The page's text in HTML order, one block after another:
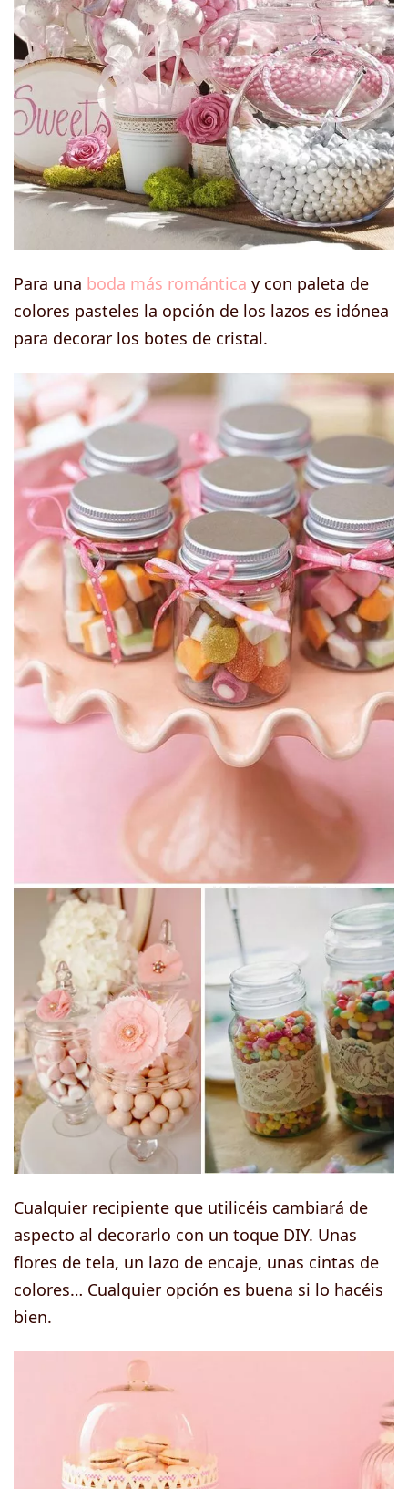
Para una boda más romántica y con paleta de
colores pasteles la opción de los lazos es idónea
para decorar los botes de cristal.
Cualquier recipiente que utilicéis cambiará de
aspecto al decorarlo con un toque DIY. Unas
flores de tela, un lazo de encaje, unas cintas de
colores… Cualquier opción es buena si lo hacéis
bien.